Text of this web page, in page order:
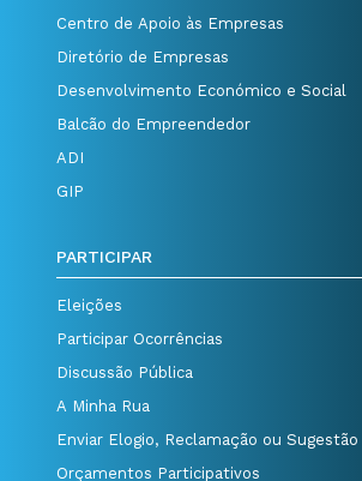
Centro de Apoio às Empresas
Diretório de Empresas
Desenvolvimento Económico e Social
Balcão do Empreendedor
ADI
GIP
PARTICIPAR
Eleições
Participar Ocorrências
Discussão Pública
A Minha Rua
Enviar Elogio, Reclamação ou Sugestão
Orçamentos Participativos